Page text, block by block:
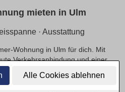
Alle Cookies ablehnen
mieten in Ulm
· Ausstattung
Wohnung in Ulm für dich. Mit
Verkehrsanbindung und einer
Preisspanne.